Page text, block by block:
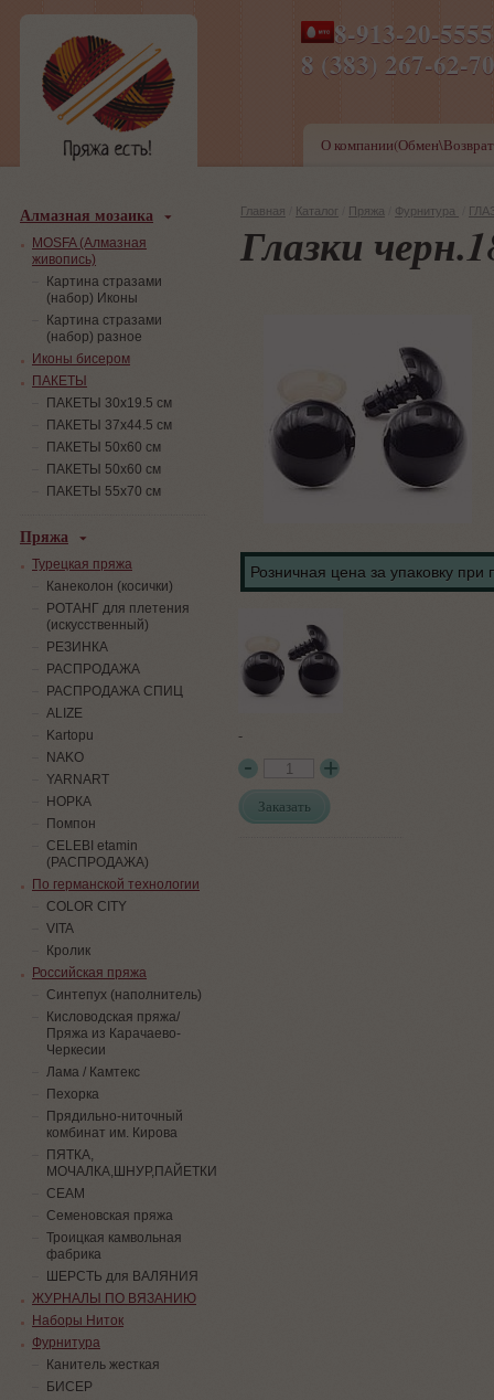
8-913-20-
8 (383) 267-
ПН-ПТ 8-17,СБ-ВС 9-
О
Главная Каталог Пряжа Фурнитура
Глазки
Розничная цена за упаковку при
-
Заказать
Алмазная мозаика
MOSFA (Алмазная
живопись)
Картина стразами
(набор) Иконы
Картина стразами
(набор) разное
Иконы бисером
ПАКЕТЫ
ПАКЕТЫ 30х19.5 см
ПАКЕТЫ 37х44.5 см
ПАКЕТЫ 50х60 см
ПАКЕТЫ 50х60 см
ПАКЕТЫ 55х70 см
Пряжа
Турецкая пряжа
Канеколон (косички)
РОТАНГ для плетения
(искусственный)
PЕЗИНКА
РАСПРОДАЖА
РАСПРОДАЖА СПИЦ
ALIZE
Kartopu
NAKO
YARNART
НОРКА
Помпон
СELEBI etamin
(РАСПРОДАЖА)
По германской технологии
COLOR CITY
VITA
Кролик
Российская пряжа
Синтепух (наполнитель)
Кисловодская пряжа/
Пряжа из Карачаево-
Черкесии
Лама / Камтекс
Пехорка
Прядильно-ниточный
комбинат им. Кирова
ПЯТКА,
МОЧАЛКА,ШНУР,ПАЙЕТКИ
СЕАМ
Семеновская пряжа
Троицкая камвольная
фабрика
ШЕРСТЬ для ВАЛЯНИЯ
ЖУРНАЛЫ ПО ВЯЗАНИЮ
Наборы Ниток
Фурнитура
Канитель жесткая
БИСЕР